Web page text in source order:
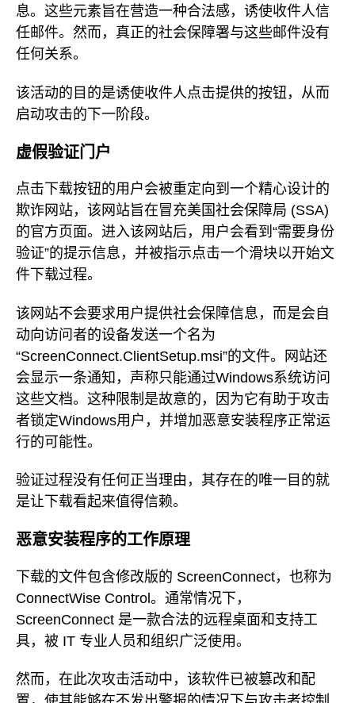
息。这些元素旨在营造一种合法感，诱使收件人信
任邮件。然而，真正的社会保障署与这些邮件没有
任何关系。
该活动的目的是诱使收件人点击提供的按钮，从而
启动攻击的下一阶段。
虚假验证门户
点击下载按钮的用户会被重定向到一个精心设计的
欺诈网站，该网站旨在冒充美国社会保障局 (SSA)
的官方页面。进入该网站后，用户会看到“需要身份
验证”的提示信息，并被指示点击一个滑块以开始文
件下载过程。
该网站不会要求用户提供社会保障信息，而是会自
动向访问者的设备发送一个名为
“ScreenConnect.ClientSetup.msi”的文件。网站还
会显示一条通知，声称只能通过Windows系统访问
这些文档。这种限制是故意的，因为它有助于攻击
者锁定Windows用户，并增加恶意安装程序正常运
行的可能性。
验证过程没有任何正当理由，其存在的唯一目的就
是让下载看起来值得信赖。
恶意安装程序的工作原理
下载的文件包含修改版的 ScreenConnect，也称为
ConnectWise Control。通常情况下，
ScreenConnect 是一款合法的远程桌面和支持工
具，被 IT 专业人员和组织广泛使用。
然而，在此次攻击活动中，该软件已被篡改和配